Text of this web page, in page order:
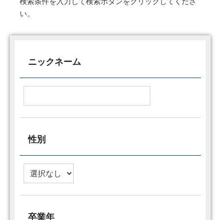
い。
ニックネーム
性別
卒業年